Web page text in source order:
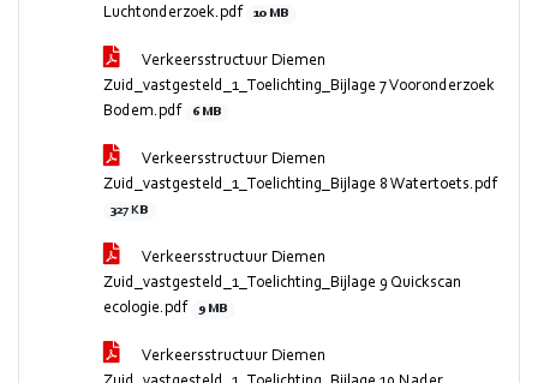
Luchtonderzoek.pdf
10 MB
Verkeersstructuur Diemen
Zuid_vastgesteld_1_Toelichting_Bijlage 7 Vooronderzoek
Bodem.pdf
6 MB
Verkeersstructuur Diemen
Zuid_vastgesteld_1_Toelichting_Bijlage 8 Watertoets.pdf
327 KB
Verkeersstructuur Diemen
Zuid_vastgesteld_1_Toelichting_Bijlage 9 Quickscan
ecologie.pdf
9 MB
Verkeersstructuur Diemen